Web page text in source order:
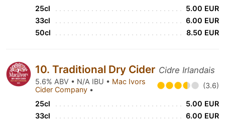
25cl
5.00 EUR
33cl
6.00 EUR
50cl
8.50 EUR
10. Traditional Dry Cider Cidre Irlandais
5.6% ABV • N/A IBU • Mac Ivors
Cider Company • (3.6)
25cl
5.00 EUR
33cl
6.00 EUR